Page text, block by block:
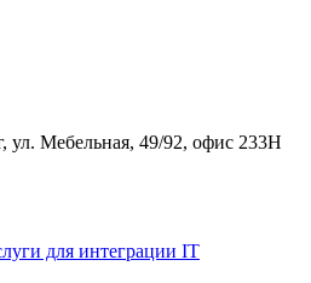
ул. Мебельная, 49/92, офис 233Н